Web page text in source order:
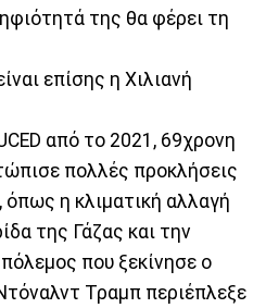
της θα φέρει τη
επίσης η Χιλιανή
από το 2021, 69χρονη
πολλές προκλήσεις
όπως η κλιματική αλλαγή
της Γάζας και την
που ξεκίνησε ο
Τραμπ περιέπλεξε